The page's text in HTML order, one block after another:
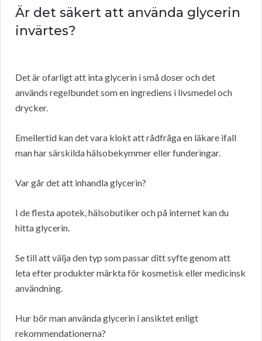
Är det säkert att använda glycerin
invärtes?
Det är ofarligt att inta glycerin i små doser och det
används regelbundet som en ingrediens i livsmedel och
drycker.
Emellertid kan det vara klokt att rådfråga en läkare ifall
man har särskilda hälsobekymmer eller funderingar.
Var går det att inhandla glycerin?
I de flesta apotek, hälsobutiker och på internet kan du
hitta glycerin.
Se till att välja den typ som passar ditt syfte genom att
leta efter produkter märkta för kosmetisk eller medicinsk
användning.
Hur bör man använda glycerin i ansiktet enligt
rekommendationerna?